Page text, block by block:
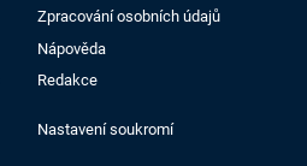
Zpracování osobních údajů
Nápověda
Redakce
Nastavení soukromí